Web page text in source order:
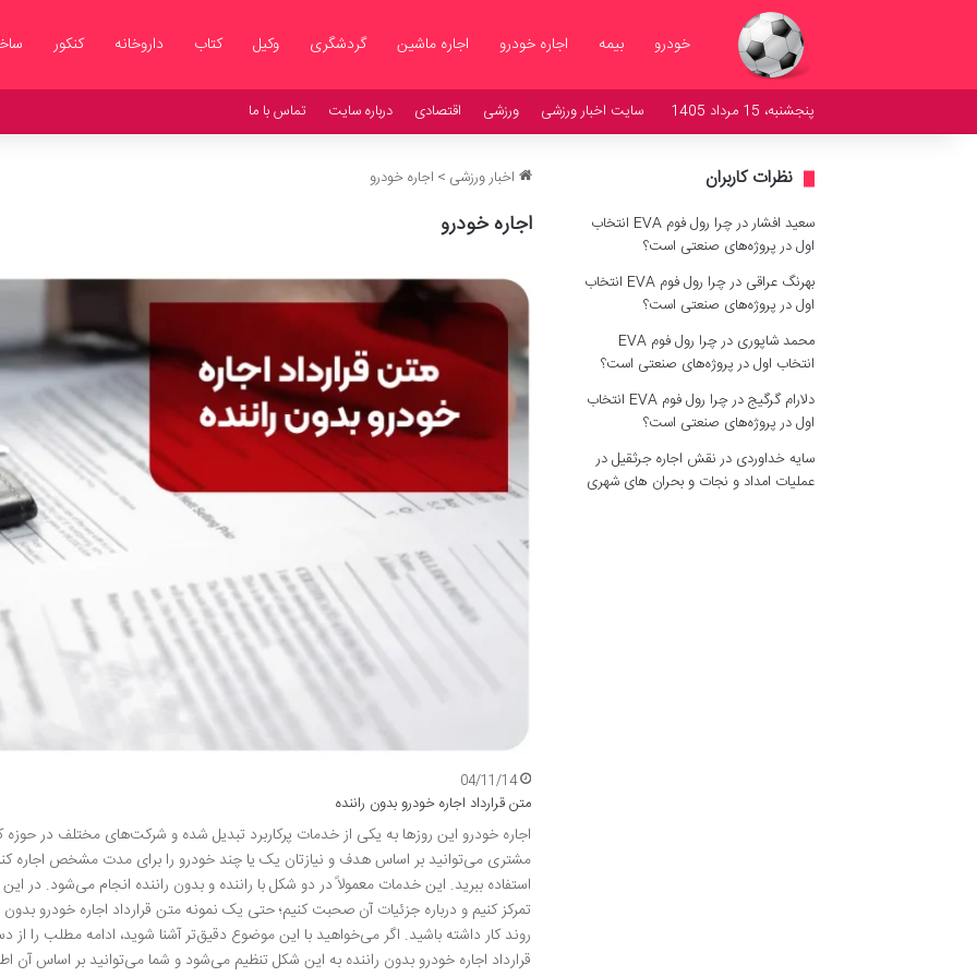
خودرو بیمه اجاره خودرو اجاره ماشین گردشگری وکیل کتاب داروخانه کنکور
پنجشنبه، 15 مرداد 1405 سایت اخبار ورزشی ورزشی اقتصادی درباره سایت تماس با ما
اخبار ورزشی > اجاره خودرو
اجاره خودرو
04/11/14
متن قرارداد اجاره خودرو بدون راننده
اجاره خودرو این روزها به یکی از خدمات پرکاربرد تبدیل شده و شرکت‌های مختلف در
مشتری می‌توانید بر اساس هدف و نیازتان یک یا چند خودرو را برای مدت مشخص اجاره
استفاده ببرید. این خدمات معمولاً در دو شکل با راننده و بدون راننده انجام می‌شود. در
تمرکز کنیم و درباره جزئیات آن صحبت کنیم؛ حتی یک نمونه متن قرارداد اجاره خودرو بدون
روند کار داشته باشید. اگر می‌خواهید با این موضوع دقیق‌تر آشنا شوید، ادامه مطلب را
قرارداد اجاره خودرو بدون راننده به این شکل تنظیم می‌شود و شما می‌توانید بر اساس آن
نظرات کاربران
سعید افشاردر
چرا رول فوم EVA انتخاب
اول در پروژه‌های صنعتی است؟
بهرنگ عراقی در
چرا رول فوم EVA انتخاب
اول در پروژه‌های صنعتی است؟
محمد شاپوری در
چرا رول فوم EVA
انتخاب اول در پروژه‌های صنعتی است؟
دلارام گرگیجدر
چرا رول فوم EVA انتخاب
اول در پروژه‌های صنعتی است؟
سایه خداوردی درنقش اجاره جرثقیل در
عملیات امداد و نجات و بحران های شهری